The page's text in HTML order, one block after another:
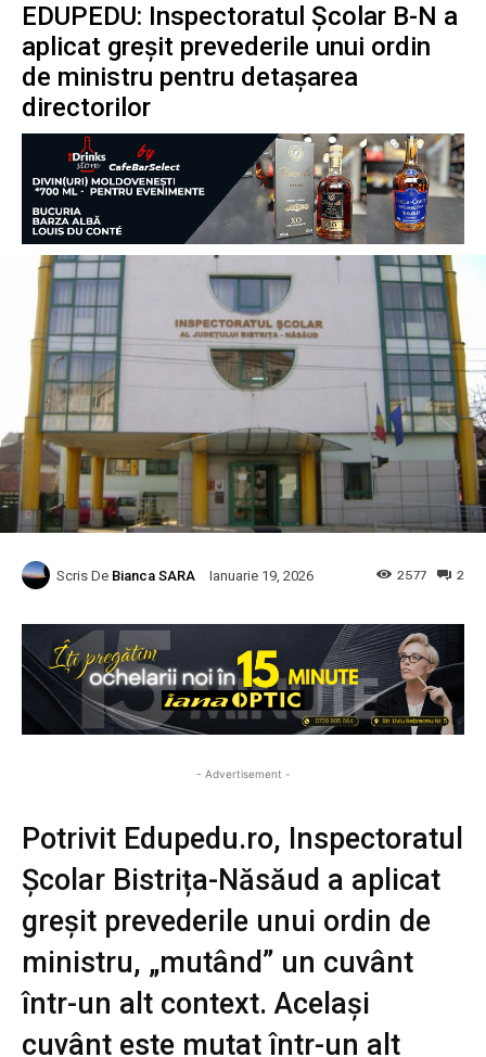
EDUPEDU: Inspectoratul Școlar B-N a
aplicat greșit prevederile unui ordin
de ministru pentru detașarea
directorilor
Scris De Bianca SARA Ianuarie 19, 2026 2
2577
- Advertisement -
Potrivit Edupedu.ro, Inspectoratul
Școlar Bistrița-Năsăud a aplicat
greșit prevederile unui ordin de
ministru, „mutând” un cuvânt
într-un alt context. Același
cuvânt este mutat într-un alt